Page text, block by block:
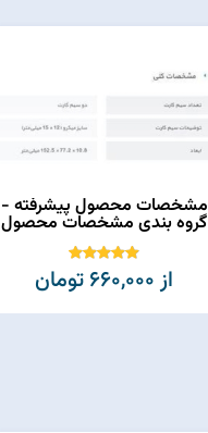
مشخصات محصول پیشرفته -
گروه بندی مشخصات محصول
از 660,000 تومان